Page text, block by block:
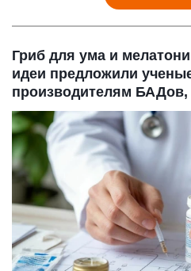
Гриб для ума и
идеи предложили
производителям БАДов,